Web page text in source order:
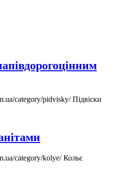
category/pidvisky/Підвіски
category/kolye/Кольє